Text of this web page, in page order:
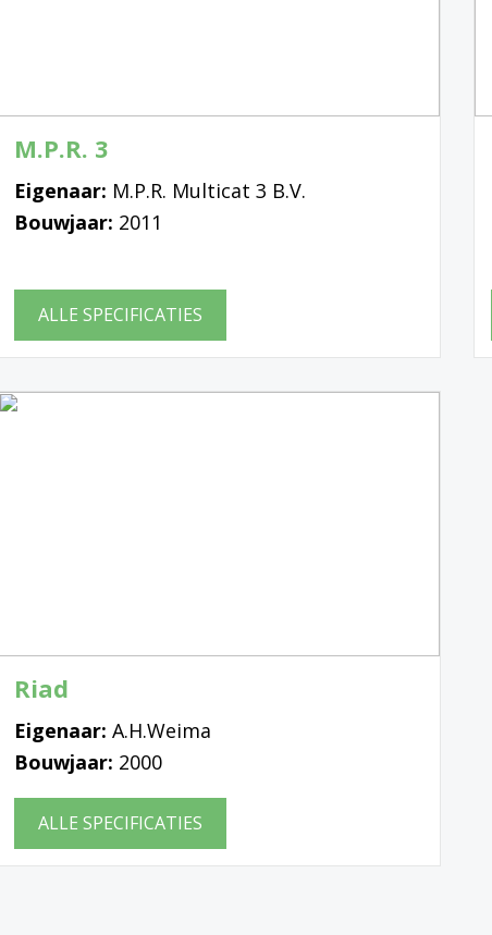
M.P.R. 3
Eigenaar: M.P.R. Multicat 3 B.V.
Bouwjaar: 2011
ALLE SPECIFICATIES
Riad
Eigenaar: A.H.Weima
Bouwjaar: 2000
ALLE SPECIFICATIES